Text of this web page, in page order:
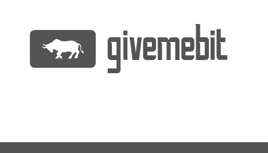
содержимому